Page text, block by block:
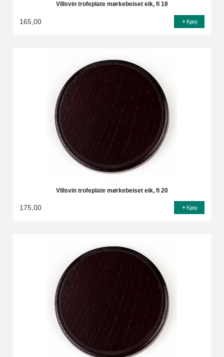
Villsvin trofeplate mørkebeiset eik, fi 18
165,00 Kjøp
Villsvin trofeplate mørkebeiset eik, fi 20
175,00 Kjøp